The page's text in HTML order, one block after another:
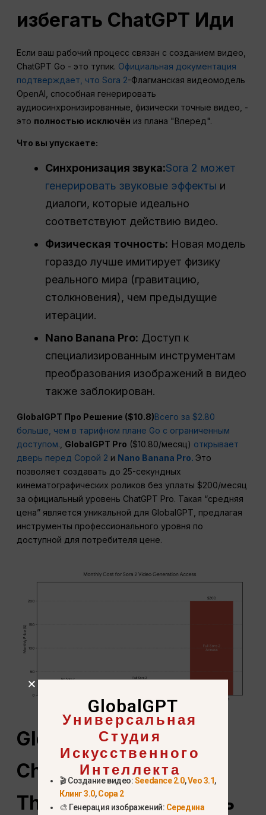
избегать ChatGPT Иди
Если ваш рабочий процесс связан с созданием видео,
ChatGPT Go - это тупик. Официальная документация
подтверждает, что Sora 2-Флагманская видеомодель
OpenAI, способная генерировать
аудиосинхронизированные, физически точные видео, -
это полностью исключён из плана "Вперед".
Что вы упускаете:
Синхронизация звука:Sora 2 может
генерировать звуковые эффекты и
диалоги, которые идеально
соответствуют действию видео.
Физическая точность: Новая модель
гораздо лучше имитирует физику
реального мира (гравитацию,
столкновения), чем предыдущие
итерации.
Nano Banana Pro: Доступ к
специализированным инструментам
преобразования изображений в видео
также заблокирован.
GlobalGPT Про Решение ($10.8)Всего за $2.80
больше, чем в тарифном плане Go с ограниченным
доступом. GlobalGPT Pro ($10.80/месяц) открывает
дверь перед Сорой 2 и Nano Banana Pro. Это
позволяет создавать до 25-секундных
кинематографических роликов без уплаты $200/месяц
за официальный уровень ChatGPT Pro. Такая “средняя
цена” является уникальной для GlobalGPT, предлагая
инструменты профессионального уровня по
доступной для потребителя цене.
GlobalGPT ($5.8) vs.
ChatGPTВперед ($8):
The UltimateЦенность
GlobalGPT
Универсальная
Студия
Искусственного
Интеллекта
🎬 Создание видео:Seedance 2.0,Veo 3.1,
Клинг 3.0,Сора 2
🎨 Генерация изображений: Середина